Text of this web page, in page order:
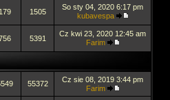
179 1505
So sty 04, 2020 6:17 pm
kubavespa
5391
Cz kwi 23, 2020 12:45 am
Farim
55372
Cz sie 08, 2019 3:44 pm
Farim